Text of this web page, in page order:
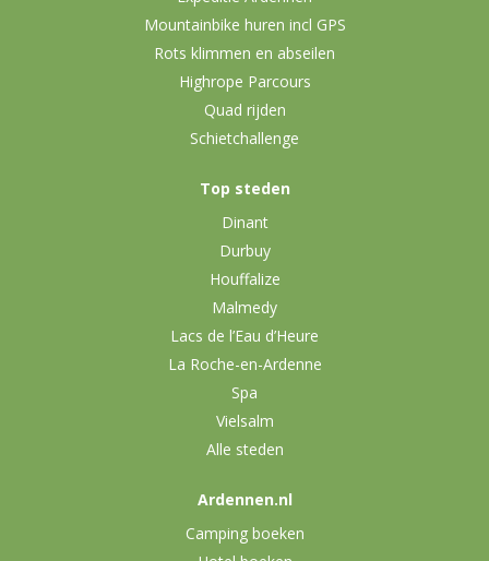
Mountainbike huren incl GPS
Rots klimmen en abseilen
Highrope Parcours
Quad rijden
Schietchallenge
Top steden
Dinant
Durbuy
Houffalize
Malmedy
Lacs de l’Eau d’Heure
La Roche-en-Ardenne
Spa
Vielsalm
Alle steden
Ardennen.nl
Camping boeken